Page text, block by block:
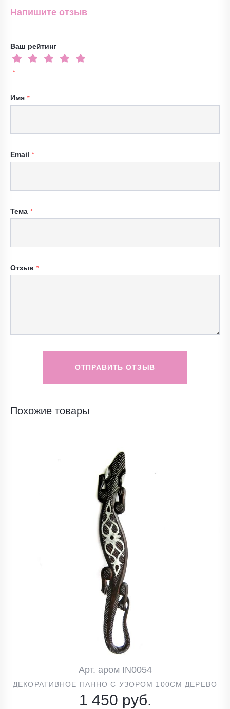
Напишите отзыв
Ваш рейтинг
Имя
Email
Тема
Отзыв
ОТПРАВИТЬ ОТЗЫВ
Похожие товары
Арт. аром IN0054
ДЕКОРАТИВНОЕ ПАННО С УЗОРОМ 100СМ ДЕРЕВО
1 450 руб.